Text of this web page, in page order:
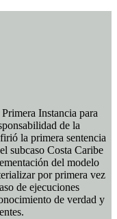
Instancia para
de la
la primera sentencia
subcaso Costa Caribe
del modelo
por primera vez
de ejecuciones
de verdad y